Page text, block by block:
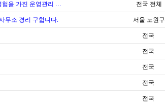
험을 가진 운영관리 … 전국 전체
무소 경리 구합니다. 서울 노원구
전국
전국
전국
전국
전국